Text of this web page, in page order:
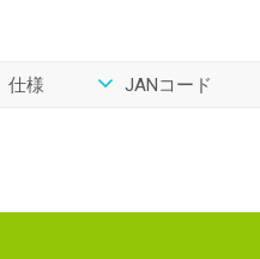
仕様 JANコード